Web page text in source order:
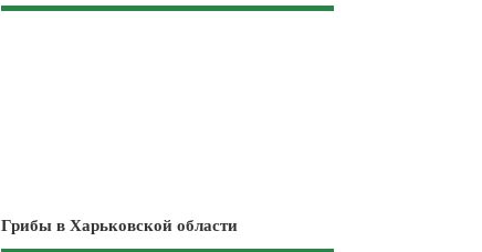
Грибы в Харьковской области